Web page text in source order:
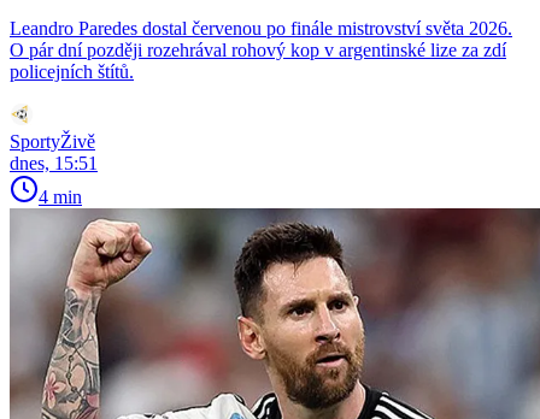
Leandro Paredes dostal červenou po finále mistrovství světa 2026.
O pár dní později rozehrával rohový kop v argentinské lize za zdí
policejních štítů.
SportyŽivě
dnes, 15:51
4 min